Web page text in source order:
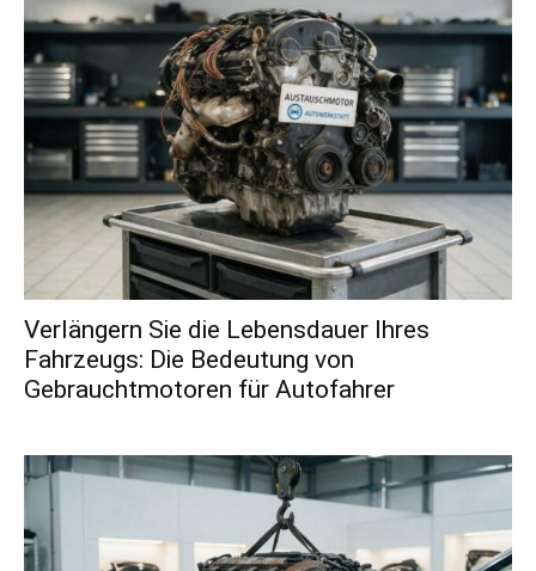
Verlängern Sie die Lebensdauer Ihres
Fahrzeugs: Die Bedeutung von
Gebrauchtmotoren für Autofahrer